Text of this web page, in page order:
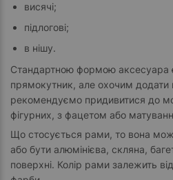
висячі;
підлогові;
в нішу.
Стандартною формою аксесуара
прямокутник, але охочим додати
рекомендуємо придивитися до
фігурних, з фацетом або
Що стосується рами, то вона
або бути алюмінієва, скляна,
поверхні. Колір рами залежить